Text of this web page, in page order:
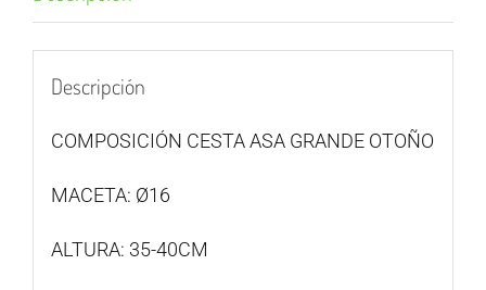
Descripción
COMPOSICIÓN CESTA ASA GRANDE OTOÑO
MACETA: Ø16
ALTURA: 35-40CM